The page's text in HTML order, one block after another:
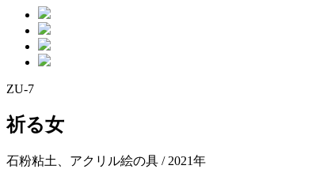
ZU-7
祈る女
石粉粘土、アクリル絵の具 / 2021年